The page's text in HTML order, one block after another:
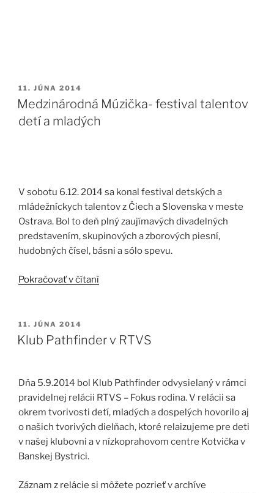
PUBLIKOVANÉ
11. JÚNA 2014
Medzinárodná Múzička- festival talentov
detí a mladých
V sobotu 6.12. 2014 sa konal festival detských a
mládežníckych talentov z Čiech a Slovenska v meste
Ostrava. Bol to deň plný zaujímavých divadelných
predstavením, skupinových a zborových piesní,
hudobných čísel, básni a sólo spevu.
Pokračovať v čítaní„Medzinárodná
detí
PUBLIKOVANÉ
11. JÚNA 2014
Klub Pathfinder v RTVS
Dňa 5.9.2014 bol Klub Pathfinder odvysielaný v rámci
pravidelnej relácii RTVS – Fokus rodina. V relácii sa
okrem tvorivosti detí, mladých a dospelých hovorilo aj
o našich tvorivých dielňach, ktoré relaizujeme pre deti
v našej klubovni a v nízkoprahovom centre Kotvička v
Banskej Bystrici.
Záznam z relácie si môžete pozrieť v archíve